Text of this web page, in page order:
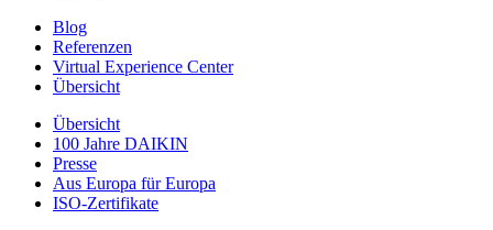
Blog
Referenzen
Virtual Experience Center
Übersicht
Übersicht
100 Jahre DAIKIN
Presse
Aus Europa für Europa
ISO-Zertifikate